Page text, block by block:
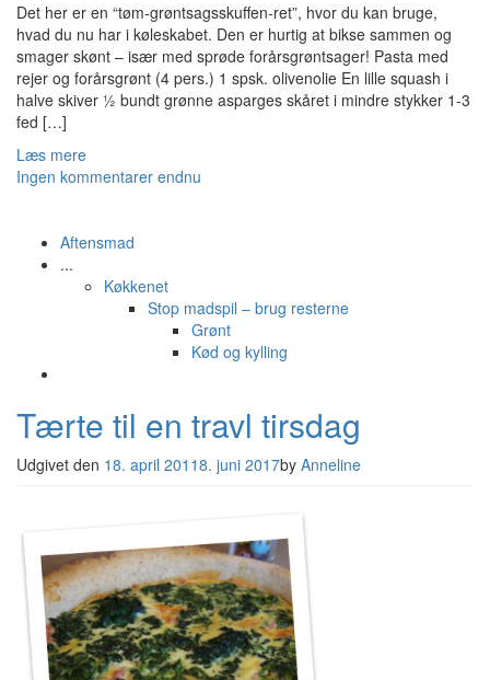
Det her er en “tøm-grøntsagsskuffen-ret”, hvor du kan bruge,
hvad du nu har i køleskabet. Den er hurtig at bikse sammen og
smager skønt – især med sprøde forårsgrøntsager! Pasta med
rejer og forårsgrønt (4 pers.) 1 spsk. olivenolie En lille squash i
halve skiver ½ bundt grønne asparges skåret i mindre stykker 1-3
fed […]
Læs mere
Ingen kommentarer endnu
Aftensmad
...
Køkkenet
Stop madspil – brug resterne
Grønt
Kød og kylling
Tærte til en travl tirsdag
Udgivet den 18. april 20118. juni 2017by Anneline